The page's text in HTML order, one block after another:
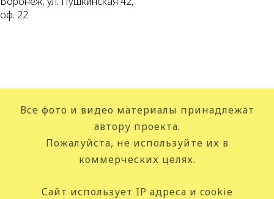
оф. 22
Все фото и видео материалы принадлежат
автору проекта.
Пожалуйста, не используйте их в
коммерческих целях.
Сайт использует IP адреса и cookie